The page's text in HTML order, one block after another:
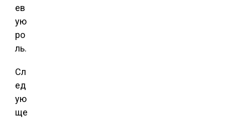
ев
ую
ро
ль.
Сл
ед
ую
ще